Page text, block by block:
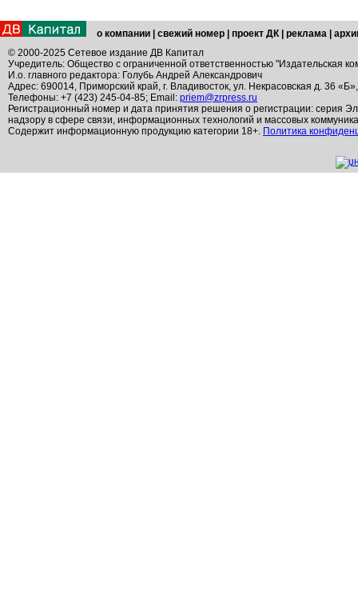
о компании свежий номер проект ДК реклама
© 2000-2025 Сетевое издание ДВ Капитал
Учредитель: Общество с ограниченной ответственностью "Издательская
И.о. главного редактора: Голубь Андрей Александрович
Адрес: 690014, Приморский край, г. Владивосток, ул. Некрасовская д. 36
Телефоны: +7 (423) 245-04-85; Email: priem@zrpress.ru
Регистрационный номер и дата принятия решения о регистрации: серия
надзору в сфере связи, информационных технологий и массовых
Содержит информационную продукцию категории 18+. Политика